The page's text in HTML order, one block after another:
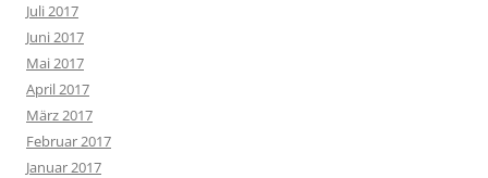
Juli 2017
Juni 2017
Mai 2017
April 2017
März 2017
Februar 2017
Januar 2017